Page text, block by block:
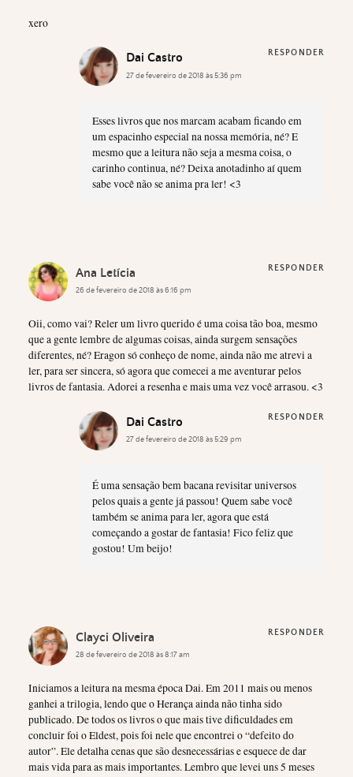
xero
Dai Castro
27 de fevereiro de 2018 às 5:36 pm
Esses livros que nos marcam acabam ficando em
um espacinho especial na nossa memória, né? E
mesmo que a leitura não seja a mesma coisa, o
carinho continua, né? Deixa anotadinho aí quem
sabe você não se anima pra ler! <3
RESPONDER
Ana Letícia
26 de fevereiro de 2018 às 6:16 pm
Oii, como vai? Reler um livro querido é uma coisa tão boa, mesmo
que a gente lembre de algumas coisas, ainda surgem sensações
diferentes, né? Eragon só conheço de nome, ainda não me atrevi a
ler, para ser sincera, só agora que comecei a me aventurar pelos
livros de fantasia. Adorei a resenha e mais uma vez você arrasou. <3
RESPONDER
Dai Castro
27 de fevereiro de 2018 às 5:29 pm
É uma sensação bem bacana revisitar universos
pelos quais a gente já passou! Quem sabe você
também se anima para ler, agora que está
começando a gostar de fantasia! Fico feliz que
gostou! Um beijo!
RESPONDER
Clayci Oliveira
28 de fevereiro de 2018 às 8:17 am
Iniciamos a leitura na mesma época Dai. Em 2011 mais ou menos
ganhei a trilogia, lendo que o Herança ainda não tinha sido
publicado. De todos os livros o que mais tive dificuldades em
concluir foi o Eldest, pois foi nele que encontrei o “defeito do
autor”. Ele detalha cenas que são desnecessárias e esquece de dar
mais vida para as mais importantes. Lembro que levei uns 5 meses
RESPONDER